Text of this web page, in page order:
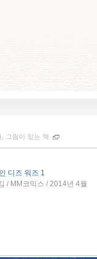
, 그림이 있는 책
인 디즈 워즈 1
/ MM코믹스 / 2014년 4월